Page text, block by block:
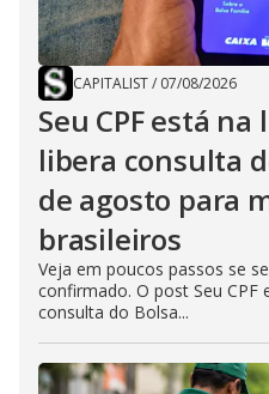
CAPITALIST/ 07/08/2026
Seu CPF está
libera consulta
de agosto para
brasileiros
Veja em poucos passos se
confirmado. O post Seu CPF
consulta do Bolsa...